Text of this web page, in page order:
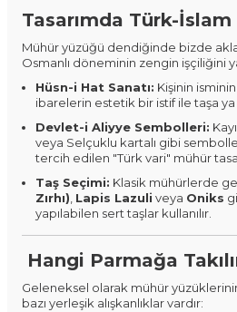
Tasarımda Türk-
Mühür yüzüğü dendiğinde bizde
Osmanlı döneminin zengin işçiliğini
Hüsn-i Hat Sanatı: Kişinin
ibarelerin estetik bir istif ile taşa ya
Devlet-i Aliyye Sembolleri:
veya Selçuklu kartalı gibi
tercih edilen "Türk vari" mühür
Taş Seçimi: Klasik mühürlerde
Zırhı), Lapis Lazuli veya Oniks
yapılabilen sert taşlar kullanılır.
Hangi Parmağa
Geleneksel olarak mühür
bazı yerleşik alışkanlıklar vardır: